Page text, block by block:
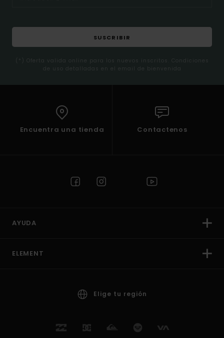
SUSCRIBIR
(*) Oferta valida online para los nuevos inscritos. Condiciones
de uso detalladas en el email de bienvenida
Encuentra una tienda Contactenos
AYUDA
ELEMENT
Elige tu región